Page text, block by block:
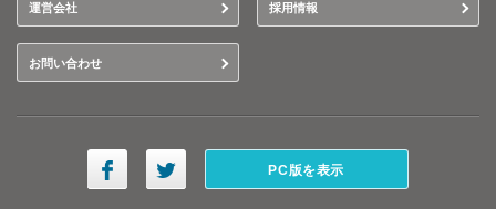
運営会社 採用情報
お問い合わせ
PC版を表示